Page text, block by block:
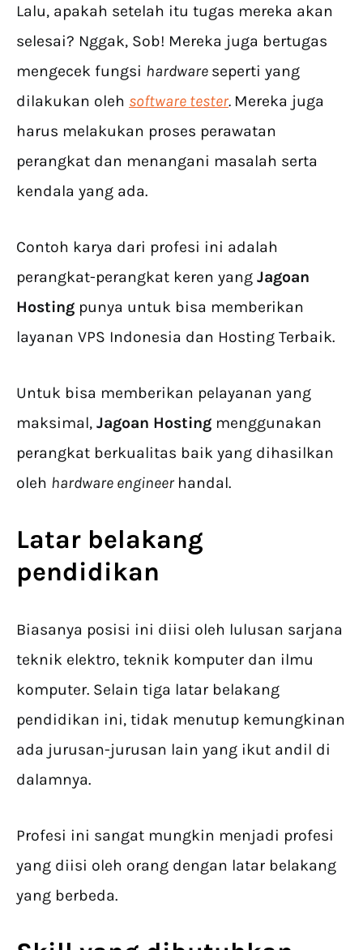
Lalu, apakah setelah itu tugas mereka akan
selesai? Nggak, Sob! Mereka juga bertugas
mengecek fungsi hardware seperti yang
dilakukan oleh software tester. Mereka juga
harus melakukan proses perawatan
perangkat dan menangani masalah serta
kendala yang ada.
Contoh karya dari profesi ini adalah
perangkat-perangkat keren yang Jagoan
Hosting punya untuk bisa memberikan
layanan VPS Indonesia dan Hosting Terbaik.
Untuk bisa memberikan pelayanan yang
maksimal, Jagoan Hosting menggunakan
perangkat berkualitas baik yang dihasilkan
oleh hardware engineer handal.
Latar belakang
pendidikan
Biasanya posisi ini diisi oleh lulusan sarjana
teknik elektro, teknik komputer dan ilmu
komputer. Selain tiga latar belakang
pendidikan ini, tidak menutup kemungkinan
ada jurusan-jurusan lain yang ikut andil di
dalamnya.
Profesi ini sangat mungkin menjadi profesi
yang diisi oleh orang dengan latar belakang
yang berbeda.